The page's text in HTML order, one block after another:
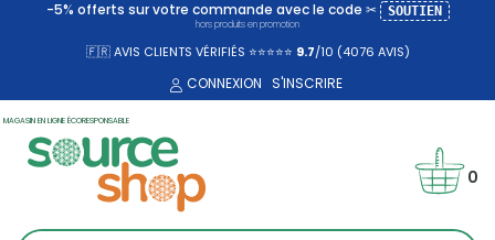
-5% offerts sur votre commande avec le code ✂ SOUTIEN
hors produits en promotion
🇫🇷 AVIS CLIENTS VÉRIFIÉS ⭐⭐⭐⭐⭐ 9.7/10 (4076 AVIS)
CONNEXION S'INSCRIRE
MAGASIN EN LIGNE ÉCORESPONSABLE
0